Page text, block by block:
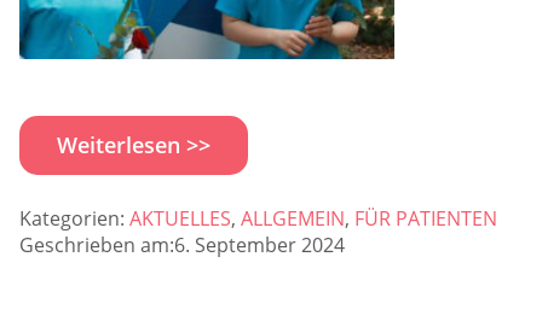
Weiterlesen >>
Kategorien: AKTUELLES, ALLGEMEIN, FÜR PATIENTEN
Geschrieben am:6. September 2024